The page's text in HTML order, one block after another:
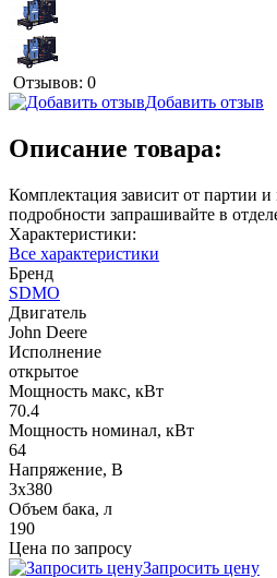
Отзывов: 0
Добавить отзыв
Описание товара:
Комплектация зависит от партии
подробности запрашивайте в
Характеристики:
Все характеристики
Бренд
SDMO
Двигатель
John Deere
Исполнение
открытое
Мощность макс, кВт
70.4
Мощность номинал, кВт
64
Напряжение, В
3x380
Объем бака, л
190
Цена по запросу
Запросить цену